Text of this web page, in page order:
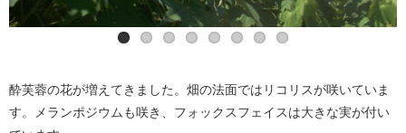
酔芙蓉の花が増えてきました。畑の法面ではリコリスが咲いていま
す。メランポジウムも咲き、フォックスフェイスは大きな実が付い